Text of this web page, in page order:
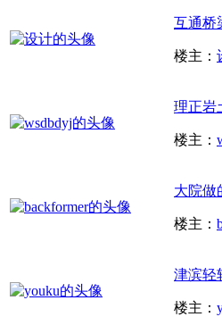
互通桥
楼主：
理正岩
楼主：
大院做
楼主：
津滨轻
楼主：